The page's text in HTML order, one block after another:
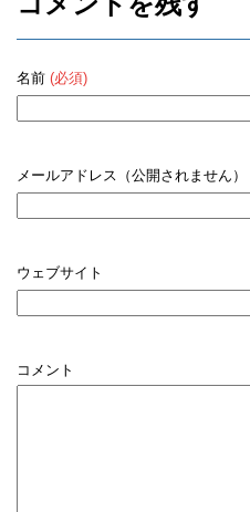
名前 (必須)
メールアドレス（公開されません）
ウェブサイト
コメント